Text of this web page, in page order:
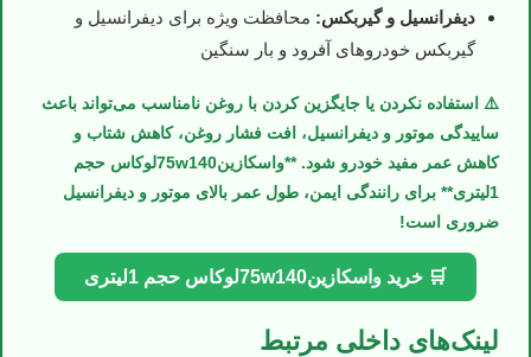
دیفرانسیل و گیربکس: محافظت ویژه برای دیفرانسیل و
گیربکس خودروهای آفرود و بار سنگین
⚠️ استفاده نکردن یا جایگزین کردن با روغن نامناسب می‌تواند باعث
ساییدگی موتور و دیفرانسیل، افت فشار روغن، کاهش شتاب و
کاهش عمر مفید خودرو شود. **واسكازین75w140لوکاس حجم
1لیتری** برای رانندگی ایمن، طول عمر بالای موتور و دیفرانسیل
ضروری است!
🛒 خرید واسكازین75w140لوکاس حجم 1لیتری
لینک‌های داخلی مرتبط